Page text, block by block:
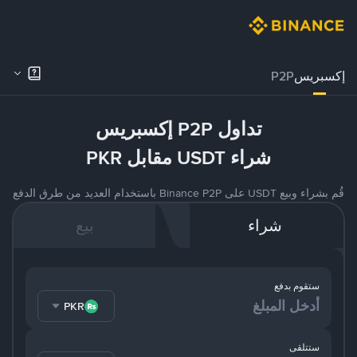
إكسبريسP2P
تداول P2P إكسبريس
شراء USDT مقابل PKR
قُم بشراء وبيع USDT على Binance P2P باستخدام العديد من طرق الدفع
شراء بيع
ستقوم بدفع
PKR
ستتلقى